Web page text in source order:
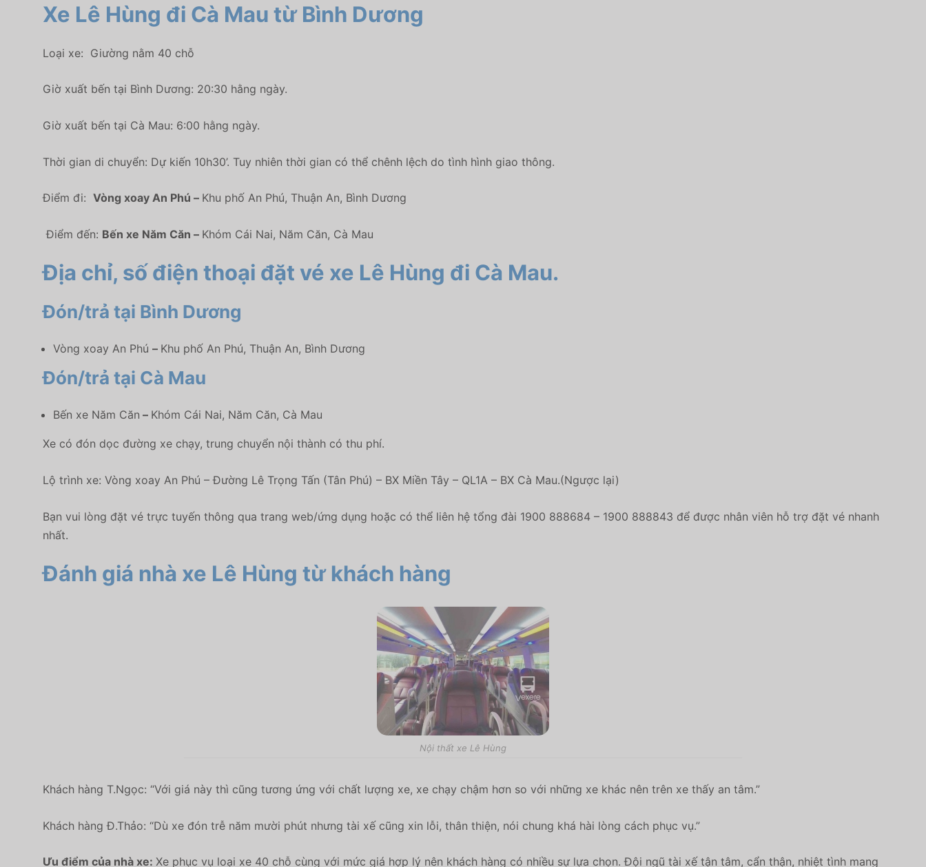
Xe Lê Hùng đi Cà Mau từ Bình Dương
Loại xe: Giường nằm 40 chỗ
Giờ xuất bến tại Bình Dương: 20:30 hằng ngày.
Giờ xuất bến tại Cà Mau: 6:00 hằng ngày.
Thời gian di chuyển: Dự kiến 10h30’. Tuy nhiên thời gian có thể chênh lệch do tình hình giao thông.
Điểm đi: Vòng xoay An Phú – Khu phố An Phú, Thuận An, Bình Dương
Điểm đến: Bến xe Năm Căn – Khóm Cái Nai, Năm Căn, Cà Mau
Địa chỉ, số điện thoại đặt vé xe Lê Hùng đi Cà Mau.
Đón/trả tại Bình Dương
Vòng xoay An Phú – Khu phố An Phú, Thuận An, Bình Dương
Đón/trả tại Cà Mau
Bến xe Năm Căn – Khóm Cái Nai, Năm Căn, Cà Mau
Xe có đón dọc đường xe chạy, trung chuyển nội thành có thu phí.
Lộ trình xe: Vòng xoay An Phú – Đường Lê Trọng Tấn (Tân Phú) – BX Miền Tây – QL1A – BX Cà Mau.(Ngược lại)
Bạn vui lòng đặt vé trực tuyến thông qua trang web/ứng dụng hoặc có thể liên hệ tổng đài 1900 888684 – 1900 888843 để được nhân viên hỗ trợ đặt vé nhanh
nhất.
Đánh giá nhà xe Lê Hùng từ khách hàng
Nội thất xe Lê Hùng
Khách hàng T.Ngọc: “Với giá này thì cũng tương ứng với chất lượng xe, xe chạy chậm hơn so với những xe khác nên trên xe thấy an tâm.”
Khách hàng Đ.Thảo: “Dù xe đón trễ năm mười phút nhưng tài xế cũng xin lỗi, thân thiện, nói chung khá hài lòng cách phục vụ.”
Ưu điểm của nhà xe: Xe phục vụ loại xe 40 chỗ cùng với mức giá hợp lý nên khách hàng có nhiều sự lựa chọn.Đội ngũ tài xế tận tâm, cẩn thận, nhiệt tình mang